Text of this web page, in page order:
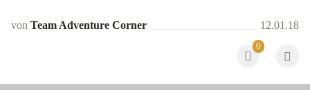
von Team Adventure Corner 12.01.18
0